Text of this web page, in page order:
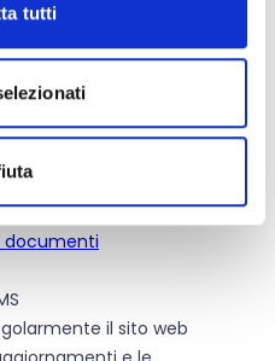
tutti
Euro
documenti
il sito web